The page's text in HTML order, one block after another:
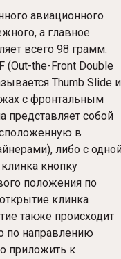
авиационного
а главное
всего 98 грамм.
(Out-the-Front Double
Thumb Slide и
с фронтальным
представляет собой
в
либо с
кнопку
положения по
клинка
также происходит
по направлению
приложить к